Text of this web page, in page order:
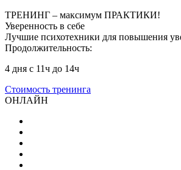
ТРЕНИНГ – максимум ПРАКТИКИ!
Уверенность в себе
Лучшие психотехники для повышения
Продолжительность:
4 дня с 11ч до 14ч
Стоимость тренинга
ОНЛАЙН